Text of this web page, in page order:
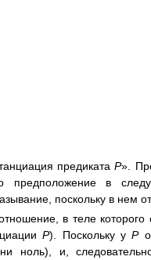
предикатаP».
предположение в
поскольку в нем
в теле которого
P). Поскольку уP
ноль), и,